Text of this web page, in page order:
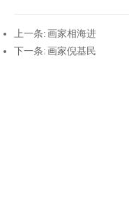
上一条:画家相海进
下一条:画家倪基民